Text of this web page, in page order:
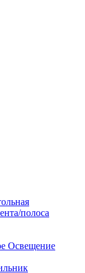
полоса
Освещение